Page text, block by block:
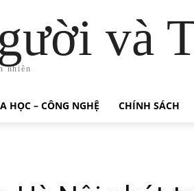
và
nhiên
HỌC – CÔNG NGHỆ CHÍNH SÁCH